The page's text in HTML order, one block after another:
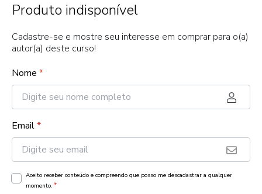
Produto indisponível
Cadastre-se e mostre seu interesse em comprar para o(a)
autor(a) deste curso!
Nome *
Email*
Aceito receber conteúdo e compreendo que posso me descadastrar a qualquer
momento. *